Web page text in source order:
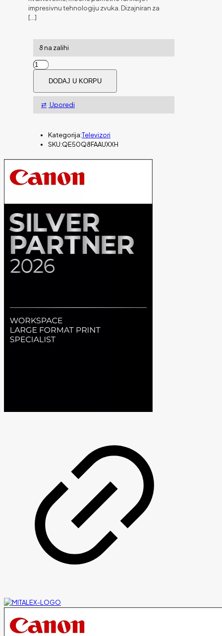
impresivnu tehnologiju zvuka. Dizajniran za
[…]
8 na zalihi
TV
SAMSUNG
QLED
4K
Vision
količina
DODAJ U KORPU
Uporedi
Kategorija:Televizori
SKU:QE50Q8FAAUXXH